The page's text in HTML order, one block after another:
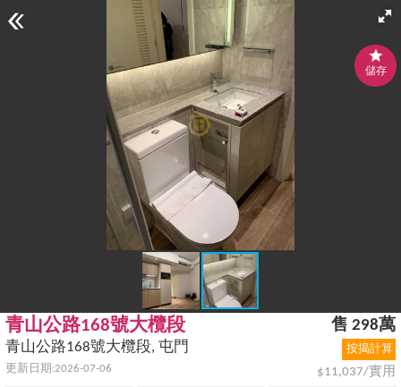
儲存
青山公路168號大欖段
青山公路168號大欖段, 屯門
更新日期:2026-07-06
售 298萬
按揭計算
$11,037/實用